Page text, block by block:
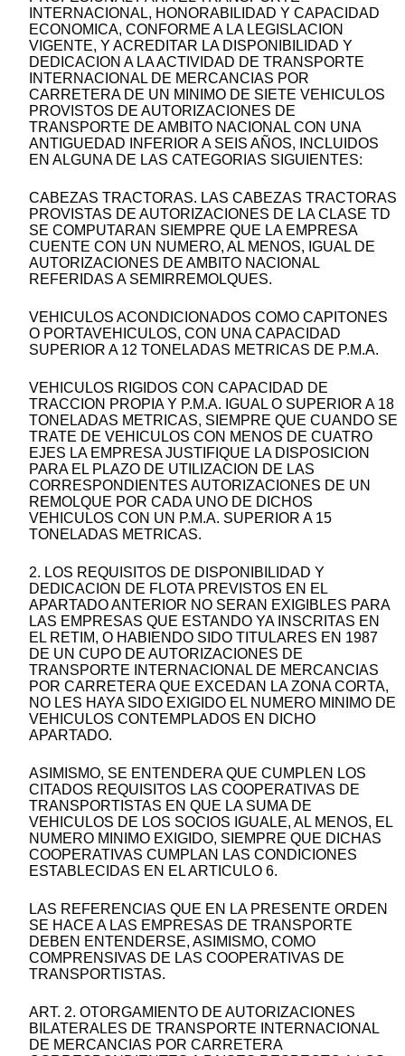
INTERNACIONAL, HONORABILIDAD Y CAPACIDAD
ECONOMICA, CONFORME A LA LEGISLACION
VIGENTE, Y ACREDITAR LA DISPONIBILIDAD Y
DEDICACION A LA ACTIVIDAD DE TRANSPORTE
INTERNACIONAL DE MERCANCIAS POR
CARRETERA DE UN MINIMO DE SIETE VEHICULOS
PROVISTOS DE AUTORIZACIONES DE
TRANSPORTE DE AMBITO NACIONAL CON UNA
ANTIGUEDAD INFERIOR A SEIS AÑOS, INCLUIDOS
EN ALGUNA DE LAS CATEGORIAS SIGUIENTES:
CABEZAS TRACTORAS. LAS CABEZAS TRACTORAS
PROVISTAS DE AUTORIZACIONES DE LA CLASE TD
SE COMPUTARAN SIEMPRE QUE LA EMPRESA
CUENTE CON UN NUMERO, AL MENOS, IGUAL DE
AUTORIZACIONES DE AMBITO NACIONAL
REFERIDAS A SEMIRREMOLQUES.
VEHICULOS ACONDICIONADOS COMO CAPITONES
O PORTAVEHICULOS, CON UNA CAPACIDAD
SUPERIOR A 12 TONELADAS METRICAS DE P.M.A.
VEHICULOS RIGIDOS CON CAPACIDAD DE
TRACCION PROPIA Y P.M.A. IGUAL O SUPERIOR A 18
TONELADAS METRICAS, SIEMPRE QUE CUANDO SE
TRATE DE VEHICULOS CON MENOS DE CUATRO
EJES LA EMPRESA JUSTIFIQUE LA DISPOSICION
PARA EL PLAZO DE UTILIZACION DE LAS
CORRESPONDIENTES AUTORIZACIONES DE UN
REMOLQUE POR CADA UNO DE DICHOS
VEHICULOS CON UN P.M.A. SUPERIOR A 15
TONELADAS METRICAS.
2. LOS REQUISITOS DE DISPONIBILIDAD Y
DEDICACION DE FLOTA PREVISTOS EN EL
APARTADO ANTERIOR NO SERAN EXIGIBLES PARA
LAS EMPRESAS QUE ESTANDO YA INSCRITAS EN
EL RETIM, O HABIENDO SIDO TITULARES EN 1987
DE UN CUPO DE AUTORIZACIONES DE
TRANSPORTE INTERNACIONAL DE MERCANCIAS
POR CARRETERA QUE EXCEDAN LA ZONA CORTA,
NO LES HAYA SIDO EXIGIDO EL NUMERO MINIMO DE
VEHICULOS CONTEMPLADOS EN DICHO
APARTADO.
ASIMISMO, SE ENTENDERA QUE CUMPLEN LOS
CITADOS REQUISITOS LAS COOPERATIVAS DE
TRANSPORTISTAS EN QUE LA SUMA DE
VEHICULOS DE LOS SOCIOS IGUALE, AL MENOS, EL
NUMERO MINIMO EXIGIDO, SIEMPRE QUE DICHAS
COOPERATIVAS CUMPLAN LAS CONDICIONES
ESTABLECIDAS EN EL ARTICULO 6.
LAS REFERENCIAS QUE EN LA PRESENTE ORDEN
SE HACE A LAS EMPRESAS DE TRANSPORTE
DEBEN ENTENDERSE, ASIMISMO, COMO
COMPRENSIVAS DE LAS COOPERATIVAS DE
TRANSPORTISTAS.
ART. 2. OTORGAMIENTO DE AUTORIZACIONES
BILATERALES DE TRANSPORTE INTERNACIONAL
DE MERCANCIAS POR CARRETERA